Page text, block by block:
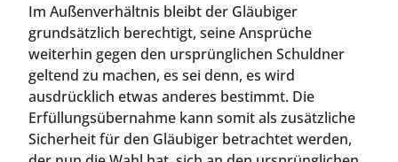
Im Außenverhältnis bleibt der Gläubiger
grundsätzlich berechtigt, seine Ansprüche
weiterhin gegen den ursprünglichen Schuldner
geltend zu machen, es sei denn, es wird
ausdrücklich etwas anderes bestimmt. Die
Erfüllungsübernahme kann somit als zusätzliche
Sicherheit für den Gläubiger betrachtet werden,